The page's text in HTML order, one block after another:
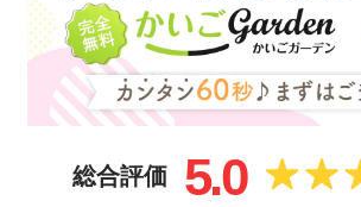
総合評価 5.0